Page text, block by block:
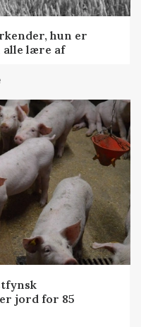
hun er
alle lære af
jord for 85